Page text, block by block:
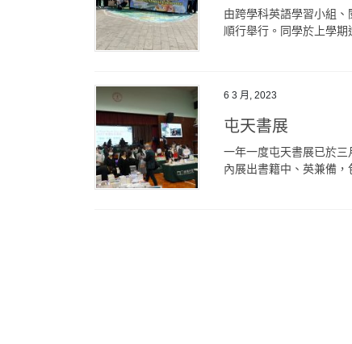
由跨學科英語學習小組
順行舉行。同學於上學
6 3 月, 2023
屯天書展
一年一度屯天書展已於三
內展出書籍中、英兼備